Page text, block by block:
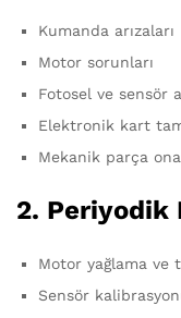
Kumanda arızaları
Motor sorunları
Fotosel ve sensör
Elektronik kart
Mekanik parça
2. Periyodik
Motor yağlama ve
Sensör